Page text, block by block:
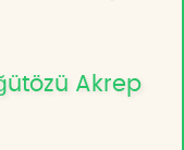
Akrep